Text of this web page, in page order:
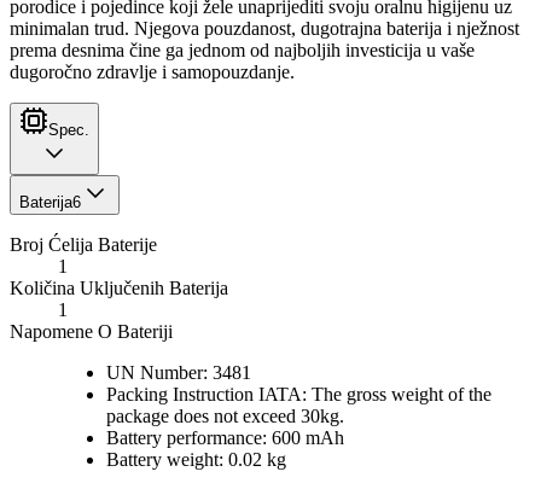
porodice i pojedince koji žele unaprijediti svoju oralnu higijenu uz
minimalan trud. Njegova pouzdanost, dugotrajna baterija i nježnost
prema desnima čine ga jednom od najboljih investicija u vaše
dugoročno zdravlje i samopouzdanje.
Spec.
Baterija6
Broj Ćelija Baterije
1
Količina Uključenih Baterija
1
Napomene O Bateriji
UN Number: 3481
Packing Instruction IATA: The gross weight of the
package does not exceed 30kg.
Battery performance: 600 mAh
Battery weight: 0.02 kg